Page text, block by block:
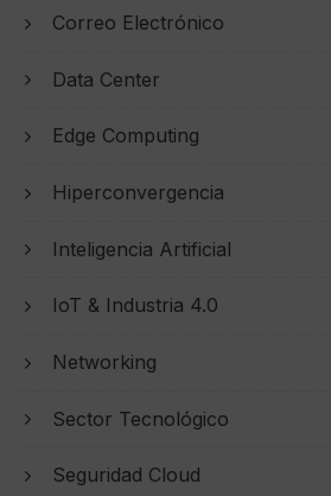
Correo Electrónico
Data Center
Edge Computing
Hiperconvergencia
Inteligencia Artificial
IoT & Industria 4.0
Networking
Sector Tecnológico
Seguridad Cloud